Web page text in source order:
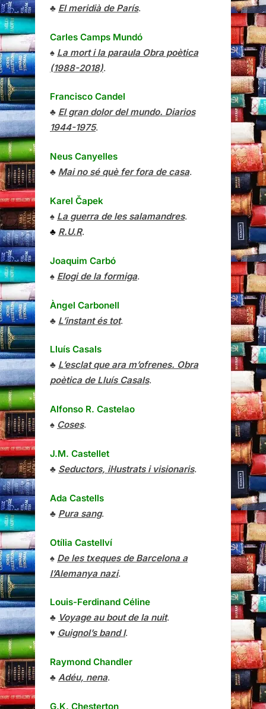
♣ El meridià de París.
Carles Camps Mundó
♠ La mort i la paraula Obra poètica
(1988-2018).
Francisco Candel
♣ El gran dolor del mundo. Diarios
1944-1975.
Neus Canyelles
♣ Mai no sé què fer fora de casa.
Karel Čapek
♠ La guerra de les salamandres.
♣ R.U.R.
Joaquim Carbó
♠ Elogi de la formiga.
Àngel Carbonell
♣ L’instant és tot.
Lluís Casals
♣ L’esclat que ara m’ofrenes. Obra
poètica de Lluís Casals.
Alfonso R. Castelao
♠ Coses.
J.M. Castellet
♣ Seductors, il·lustrats i visionaris.
Ada Castells
♣ Pura sang.
Otília Castellví
♠ De les txeques de Barcelona a
l’Alemanya nazi.
Louis-Ferdinand Céline
♣ Voyage au bout de la nuit.
♥ Guignol’s band I.
Raymond Chandler
♣ Adéu, nena.
G.K. Chesterton